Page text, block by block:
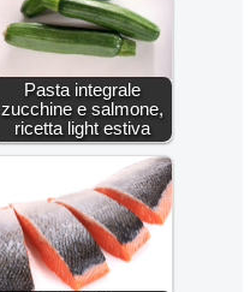
Pasta integrale
zucchine e salmone,
ricetta light estiva